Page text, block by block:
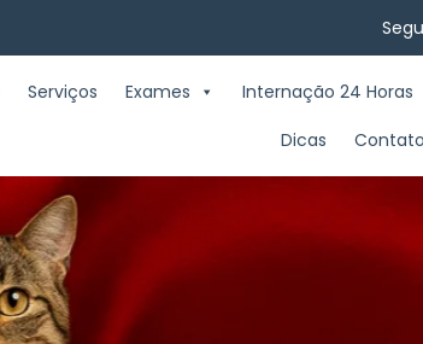
Serviços Exames
Internação 24 Horas
Dicas
Contato